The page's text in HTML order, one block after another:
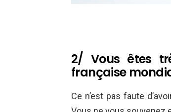
2/ Vous êtes
française
Ce n’est pas faute